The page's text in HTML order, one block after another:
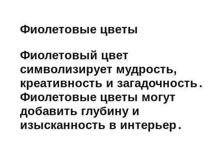
Фиолетовые цветы
Фиолетовый цвет
символизирует мудрость,
креативность и загадочность․
Фиолетовые цветы могут
добавить глубину и
изысканность в интерьер․